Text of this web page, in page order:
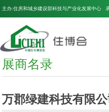
主办:住房和城乡建设部科技与产业化发展中心
展商名录
万郡绿建科技有限公